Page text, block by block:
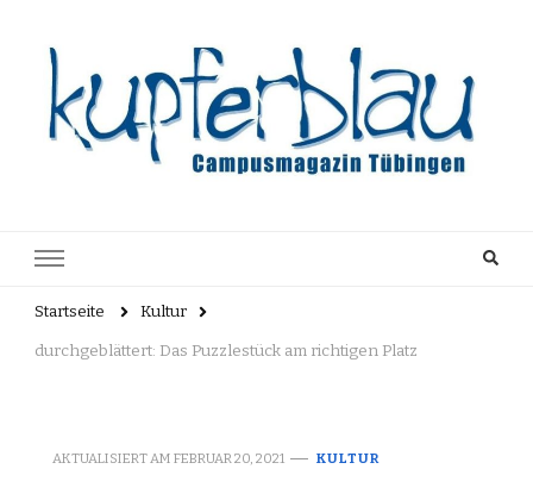
Archiv
Startseite Kultur
durchgeblättert: Das Puzzlestück am richtigen Platz
AKTUALISIERT AM FEBRUAR 20, 2021 KULTUR